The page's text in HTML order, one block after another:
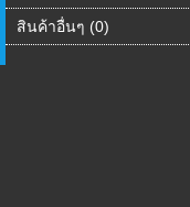
สินค้าอื่นๆ (0)